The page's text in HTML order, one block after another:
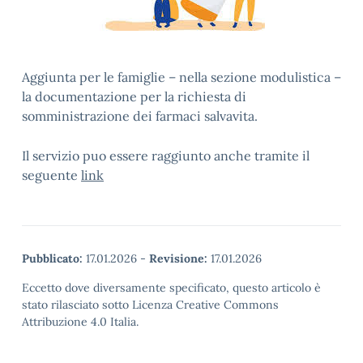
Aggiunta per le famiglie – nella sezione modulistica –
la documentazione per la richiesta di
somministrazione dei farmaci salvavita.
Il servizio puo essere raggiunto anche tramite il
seguente link
Pubblicato: 17.01.2026 - Revisione: 17.01.2026
Eccetto dove diversamente specificato, questo articolo è
stato rilasciato sotto Licenza Creative Commons
Attribuzione 4.0 Italia.